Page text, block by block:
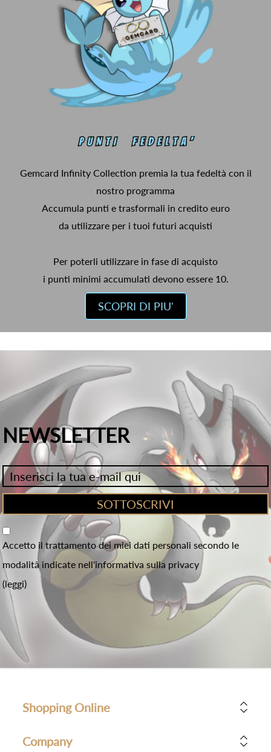
Gemcard Infinity Collection premia la tua fedeltà con il
nostro programma
Accumula punti e trasformali in credito euro
da utilizzare per i tuoi futuri acquisti
Per poterli utilizzare in fase di acquisto
i punti minimi accumulati devono essere 10.
SCOPRI DI PIU'
NEWSLETTER
Accetto il trattamento dei miei dati personali secondo le
modalità indicate nell'informativa sulla privacy
(leggi)
Shopping Online
Company